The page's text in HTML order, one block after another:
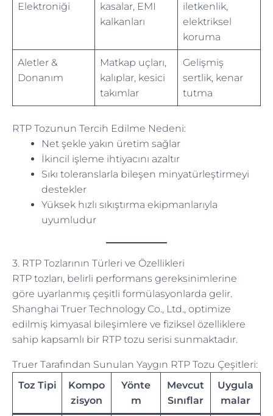
Elektroniği
kasalar, EMI
kalkanları
iletkenlik,
elektriksel
koruma
Aletler &
Donanım
Matkap uçları,
kalıplar, kesici
takımlar
Gelişmiş
sertlik, kenar
tutma
RTP Tozunun Tercih Edilme Nedeni:
Net şekle yakın üretim sağlar
İkincil işleme ihtiyacını azaltır
Sıkı toleranslarla bileşen minyatürleştirmeyi
destekler
Yüksek hızlı sıkıştırma ekipmanlarıyla
uyumludur
3. RTP Tozlarının Türleri ve Özellikleri
RTP tozları, belirli performans gereksinimlerine
göre uyarlanmış çeşitli formülasyonlarda gelir.
Shanghai Truer Technology Co., Ltd., optimize
edilmiş kimyasal bileşimlere ve fiziksel özelliklere
sahip kapsamlı bir RTP tozu serisi sunmaktadır.
Truer Tarafından Sunulan Yaygın RTP Tozu Çeşitleri:
Toz Tipi
Kompo
zisyon
Yönte
m
Mevcut
Sınıflar
Uygula
malar